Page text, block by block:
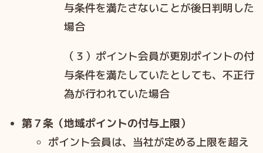
与条件を満たさないことが後⽇判明した
場合
（３）ポイント会員が更別ポイントの付
与条件を満たしていたとしても、不正⾏
為が⾏われていた場合
第７条（地域ポイントの付与上限）
ポイント会員は、当社が定める上限を超え